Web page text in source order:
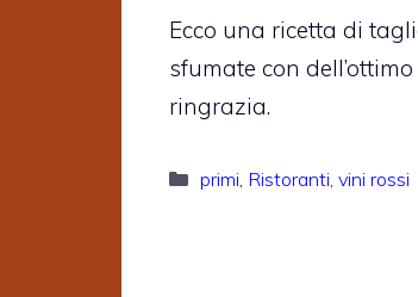
Ecco una ricetta di
sfumate con
ringrazia.
Categorie
primi Ristoranti vini rossi